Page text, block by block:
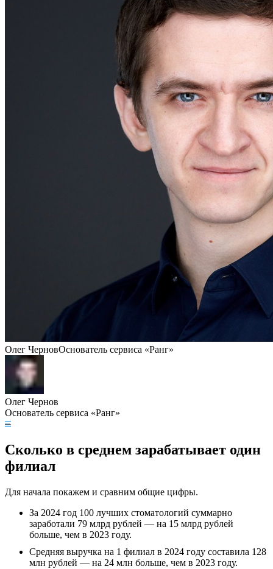
Олег ЧерновОснователь сервиса «Ранг»
Олег Чернов
Основатель сервиса «Ранг»
Сколько в среднем зарабатывает один
филиал
Для начала покажем и сравним общие цифры.
За 2024 год 100 лучших стоматологий суммарно
заработали 79 млрд рублей — на 15 млрд рублей
больше, чем в 2023 году.
Средняя выручка на 1 филиал в 2024 году составила 128
млн рублей — на 24 млн больше, чем в 2023 году.